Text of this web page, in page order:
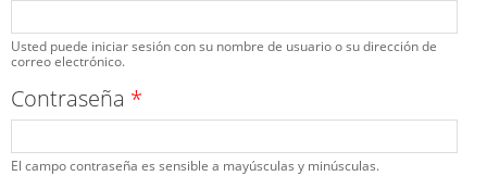
Usted puede iniciar sesión con su nombre de usuario o su dirección de
correo electrónico.
Contraseña *
El campo contraseña es sensible a mayúsculas y minúsculas.